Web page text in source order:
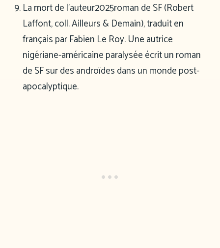
La mort de l’auteur2025roman de SF (Robert
Laffont, coll. Ailleurs & Demain), traduit en
français par Fabien Le Roy. Une autrice
nigériane-américaine paralysée écrit un roman
de SF sur des androïdes dans un monde post-
apocalyptique.